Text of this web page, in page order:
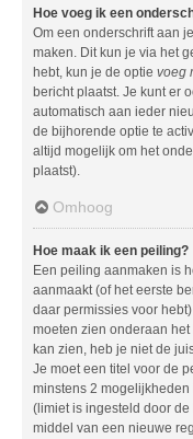
Hoe voeg ik een
Om een onderschrift aan
maken. Dit kun je via het
hebt, kun je de optie voeg
bericht plaatst. Je kunt er
automatisch aan ieder
de bijhorende optie te
altijd mogelijk om het
plaatst).
Omhoog
Hoe maak ik een peiling?
Een peiling aanmaken is
aanmaakt (of het eerste
daar permissies voor
moeten zien onderaan
kan zien, heb je niet de
Je moet een titel voor de
minstens 2
(limiet is ingesteld door
middel van een nieuwe